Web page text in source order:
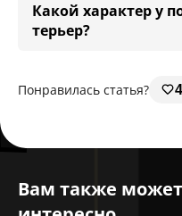
Какой характер у
терьер?
Понравилась статья? 4
Вам также